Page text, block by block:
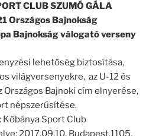
CLUB SZUMÓ GÁLA
Országos Bajnokság
Bajnokság válogató verseny
lehetőség biztosítása,
világversenyekre, az U-12 és
Országos Bajnoki cím elnyerése,
népszerűsítése.
Kőbánya Sport Club
2017.09.10. Budapest.1105.